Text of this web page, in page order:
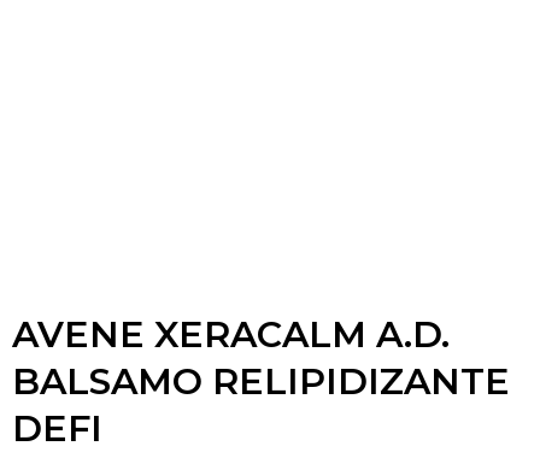
AVENE XERACALM A.D.
BALSAMO RELIPIDIZANTE
DEFI